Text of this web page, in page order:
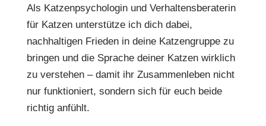
Als Katzenpsychologin und Verhaltensberaterin
für Katzen unterstütze ich dich dabei,
nachhaltigen Frieden in deine Katzengruppe zu
bringen und die Sprache deiner Katzen wirklich
zu verstehen – damit ihr Zusammenleben nicht
nur funktioniert, sondern sich für euch beide
richtig anfühlt.